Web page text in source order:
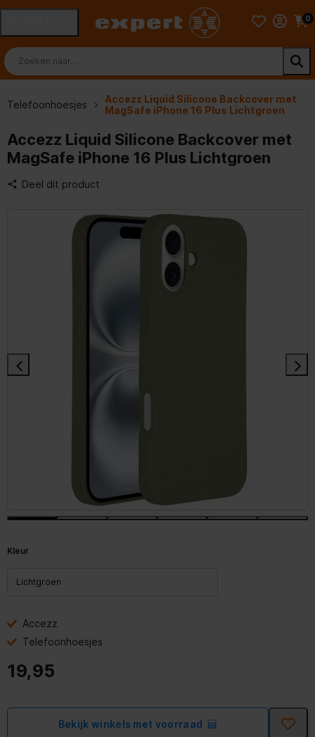
0
Telefoonhoesjes
Accezz Liquid Silicone Backcover met
MagSafe iPhone 16 Plus Lichtgroen
Accezz Liquid Silicone Backcover met
MagSafe iPhone 16 Plus Lichtgroen
Deel dit product
Kleur
Accezz
Telefoonhoesjes
19,95
Bekijk winkels met voorraad